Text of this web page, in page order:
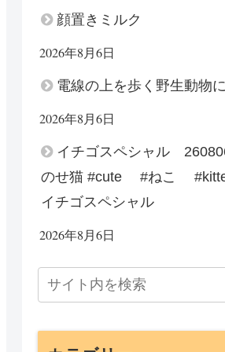
顔置きミルク
2026年8月6日
電線の上を歩く野生動物
2026年8月6日
イチゴスペシャル
のせ猫 #cute #ねこ
イチゴスペシャル
2026年8月6日